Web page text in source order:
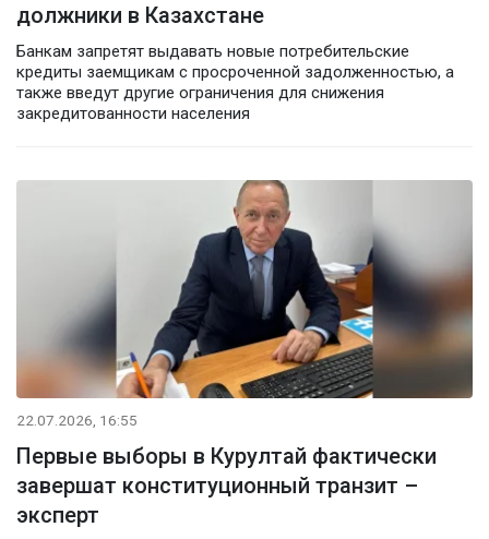
должники в Казахстане
Банкам запретят выдавать новые потребительские
кредиты заемщикам с просроченной задолженностью, а
также введут другие ограничения для снижения
закредитованности населения
22.07.2026, 16:55
Первые выборы в Курултай фактически
завершат конституционный транзит –
эксперт